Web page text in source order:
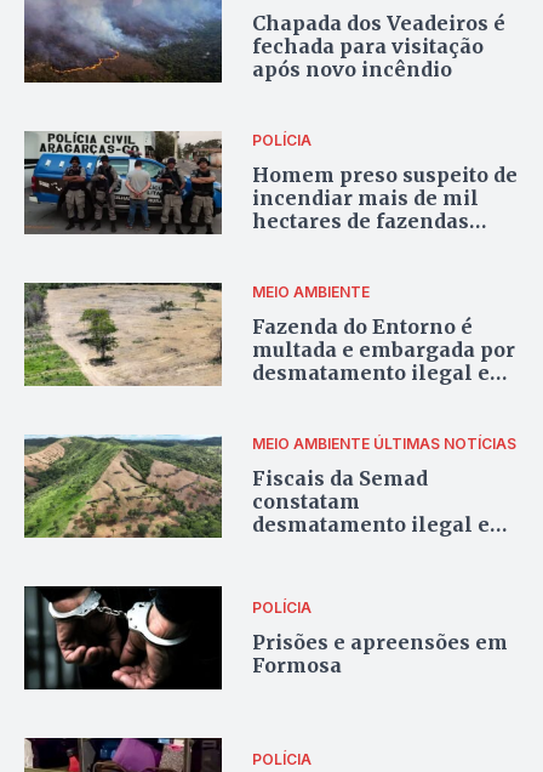
Chapada dos Veadeiros é
fechada para visitação
após novo incêndio
POLÍCIA
Homem preso suspeito de
incendiar mais de mil
hectares de fazendas
MEIO AMBIENTE
Fazenda do Entorno é
multada e embargada por
desmatamento ilegal em
MEIO AMBIENTE ÚLTIMAS NOTÍCIAS
Fiscais da Semad
constatam
desmatamento ilegal em
POLÍCIA
Prisões e apreensões em
Formosa
POLÍCIA